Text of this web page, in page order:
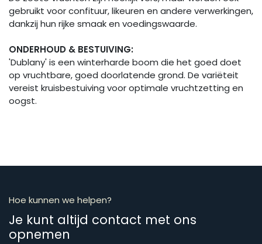
gebruikt voor confituur, likeuren en andere verwerkingen,
dankzij hun rijke smaak en voedingswaarde.
ONDERHOUD & BESTUIVING:
'Dublany' is een winterharde boom die het goed doet
op vruchtbare, goed doorlatende grond. De variëteit
vereist kruisbestuiving voor optimale vruchtzetting en
oogst.
Hoe kunnen we helpen?
Je kunt altijd contact met ons
opnemen